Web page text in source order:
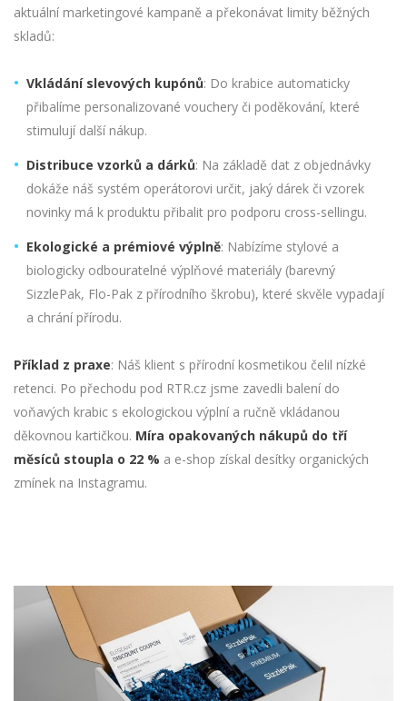
aktuální marketingové kampaně a překonávat limity běžných
skladů:
Vkládání slevových kupónů: Do krabice automaticky
přibalíme personalizované vouchery či poděkování, které
stimulují další nákup.
Distribuce vzorků a dárků: Na základě dat z objednávky
dokáže náš systém operátorovi určit, jaký dárek či vzorek
novinky má k produktu přibalit pro podporu cross-sellingu.
Ekologické a prémiové výplně: Nabízíme stylové a
biologicky odbouratelné výplňové materiály (barevný
SizzlePak, Flo-Pak z přírodního škrobu), které skvěle vypadají
a chrání přírodu.
Příklad z praxe: Náš klient s přírodní kosmetikou čelil nízké
retenci. Po přechodu pod RTR.cz jsme zavedli balení do
voňavých krabic s ekologickou výplní a ručně vkládanou
děkovnou kartičkou. Míra opakovaných nákupů do tří
měsíců stoupla o 22 % a e-shop získal desítky organických
zmínek na Instagramu.